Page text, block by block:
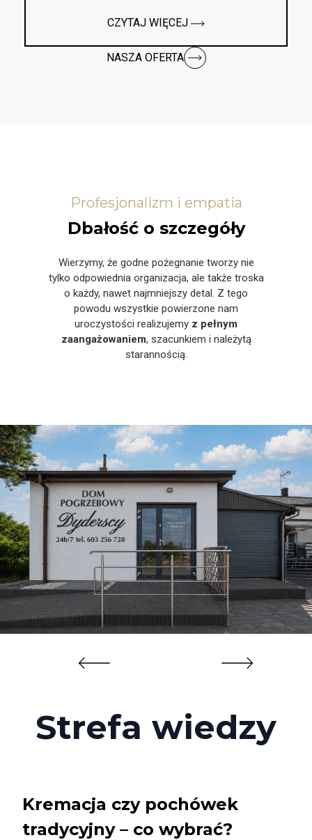
CZYTAJ WIĘCEJ
NASZA OFERTA
Profesjonalizm i empatia
Dbałość o szczegóły
Wierzymy, że godne pożegnanie tworzy nie
tylko odpowiednia organizacja, ale także troska
o każdy, nawet najmniejszy detal. Z tego
powodu wszystkie powierzone nam
uroczystości realizujemy z pełnym
zaangażowaniem, szacunkiem i należytą
starannością.
Strefa wiedzy
Kremacja czy pochówek
tradycyjny – co wybrać?